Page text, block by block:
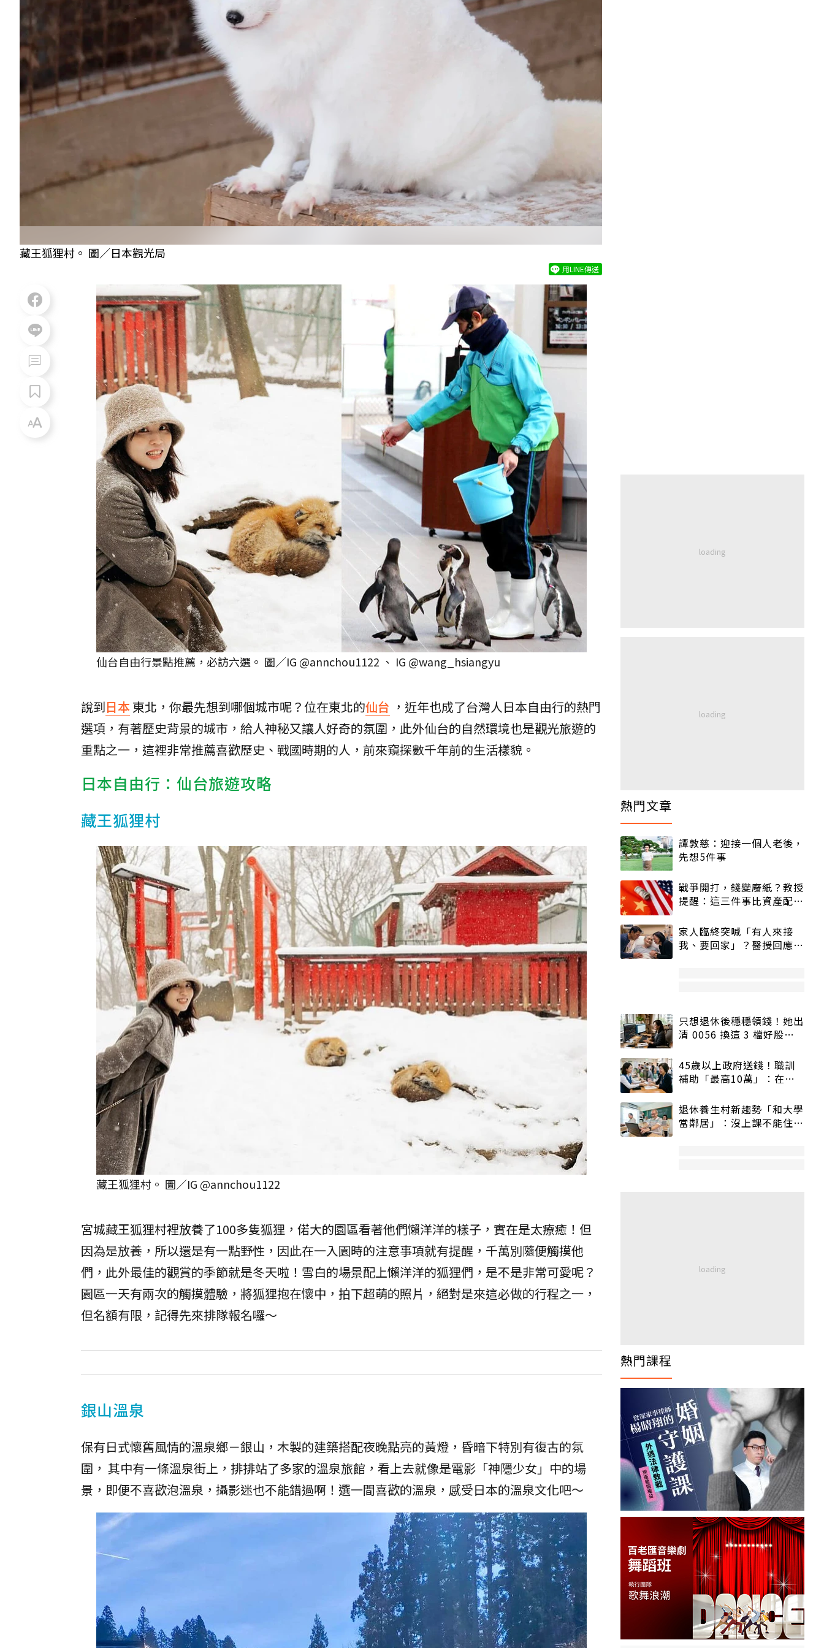
藏王狐狸村。 圖／日本觀光局
用LINE傳送
仙台自由行景點推薦，必訪六選。 圖／IG @annchou1122 、 IG @wang_hsiangyu
說到日本東北，你最先想到哪個城市呢？位在東北的仙台 ，近年也成了台灣人日本自由行的熱門
選項，有著歷史背景的城市，給人神秘又讓人好奇的氛圍，此外仙台的自然環境也是觀光旅遊的
重點之一，這裡非常推薦喜歡歷史、戰國時期的人，前來窺探數千年前的生活樣貌。
日本自由行：仙台旅遊攻略
藏王狐狸村
藏王狐狸村。 圖／IG @annchou1122
宮城藏王狐狸村裡放養了100多隻狐狸，偌大的園區看著他們懶洋洋的樣子，實在是太療癒！但
因為是放養，所以還是有一點野性，因此在一入園時的注意事項就有提醒，千萬別隨便觸摸他
們，此外最佳的觀賞的季節就是冬天啦！雪白的場景配上懶洋洋的狐狸們，是不是非常可愛呢？
園區一天有兩次的觸摸體驗，將狐狸抱在懷中，拍下超萌的照片，絕對是來這必做的行程之一，
但名額有限，記得先來排隊報名囉～
銀山溫泉
保有日式懷舊風情的溫泉鄉－銀山，木製的建築搭配夜晚點亮的黃燈，昏暗下特別有復古的氛
圍， 其中有一條溫泉街上，排排站了多家的溫泉旅館，看上去就像是電影「神隱少女」中的場
景，即便不喜歡泡溫泉，攝影迷也不能錯過啊！選一間喜歡的溫泉，感受日本的溫泉文化吧～
熱門文章
譚敦慈：迎接一個人老後，
先想5件事
戰爭開打，錢變廢紙？教授
提醒：這三件事比資產配置
家人臨終突喊「有人來接
我、要回家」？醫授回應方
只想退休後穩穩領錢！她出
清 0056 換這 3 檔好股：
45歲以上政府送錢！職訓
補助「最高10萬」：在
退休養生村新趨勢「和大學
當鄰居」：沒上課不能住、
熱門課程